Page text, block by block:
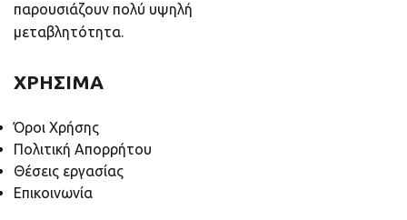
παρουσιάζουν πολύ υψηλή
μεταβλητότητα.
ΧΡΗΣΙΜΑ
Όροι Χρήσης
Πολιτική Απορρήτου
Θέσεις εργασίας
Επικοινωνία